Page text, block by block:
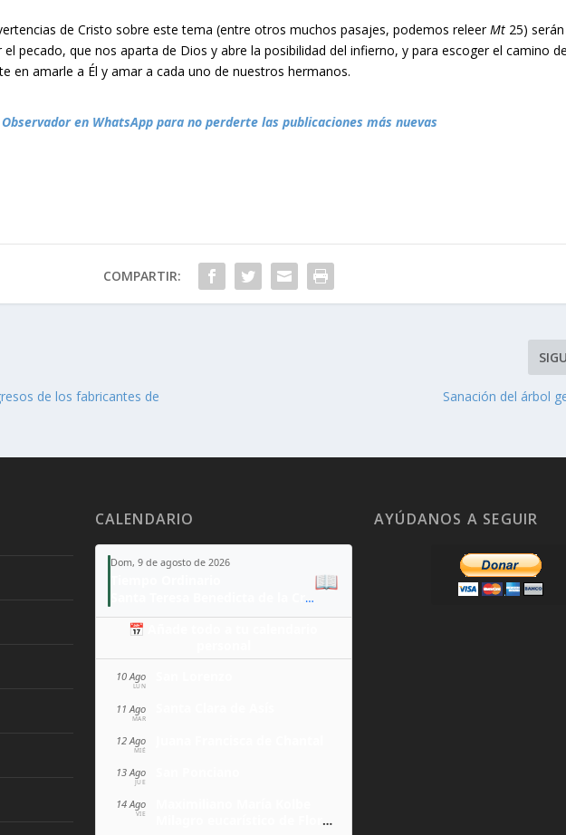
de Cristo sobre este tema (entre otros muchos pasajes, podemos releerMt 25) serán
pecado, que nos aparta de Dios y abre la posibilidad del infierno, y para escoger el camino
en amarle a Él y amar a cada uno de nuestros hermanos.
en WhatsApp para no perderte las publicaciones más nuevas
COMPARTIR:
de los fabricantes de
Sanación del árbol
CALENDARIO
Dom, 9 de agosto de 2026
Santa Teresa Benedicta de la Cruz
📖
📅 Añade todo a tu calendario
10 Ago
LUN
11 Ago
MAR
12 Ago
MIÉ
13 Ago
JUE
14 Ago
VIE Milagro eucarístico de Florencia
AYÚDANOS A SEGUIR